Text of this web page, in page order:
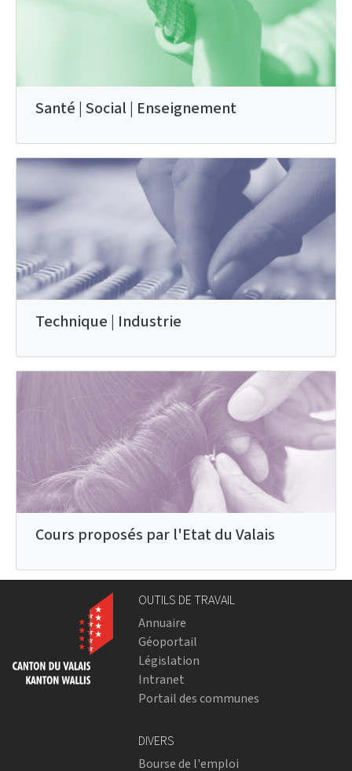
Santé | Social | Enseignement
Technique | Industrie
Cours proposés par l'Etat du Valais
OUTILS DE TRAVAIL
Annuaire
Géoportail
Législation
Intranet
Portail des communes
DIVERS
Bourse de l'emploi